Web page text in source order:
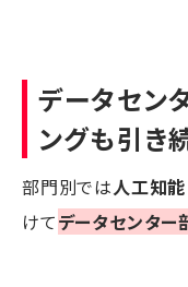
データセン
ングも引き
部門別では人工知能
けてデータセンタ